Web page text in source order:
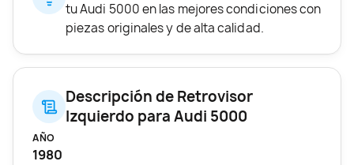
tu Audi 5000 en las mejores condiciones con
piezas originales y de alta calidad.
Descripción de Retrovisor
Izquierdo para Audi 5000
AÑO
1980